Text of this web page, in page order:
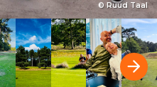
© Ruud Taal